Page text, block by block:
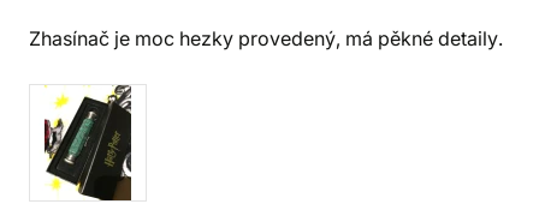
Zhasínač je moc hezky provedený, má pěkné detaily.